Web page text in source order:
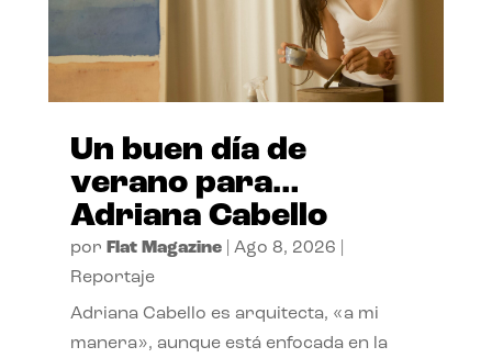
Un buen día de
verano para…
Adriana Cabello
por Flat Magazine| Ago 8, 2026
Reportaje
Adriana Cabello es arquitecta, «a mi
manera», aunque está enfocada en la